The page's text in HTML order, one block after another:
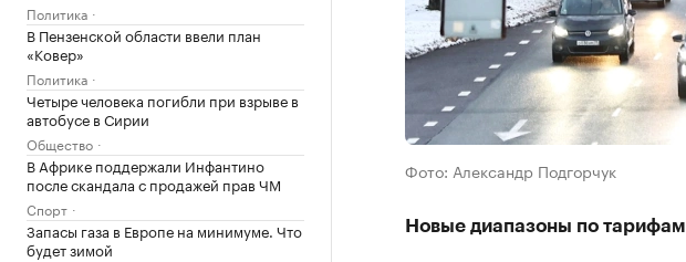
Политика
В Пензенской области ввели план
«Ковер»
Политика
Четыре человека погибли при взрыве в
автобусе в Сирии
Общество
В Африке поддержали Инфантино
после скандала с продажей прав ЧМ
Спорт
Запасы газа в Европе на минимуме. Что
будет зимой
Фото: Александр Подгорчук
Новые диапазоны по тарифам